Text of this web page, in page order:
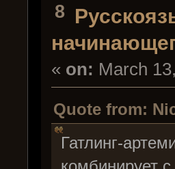
8
« on: March
Quote from:
Гатлинг-